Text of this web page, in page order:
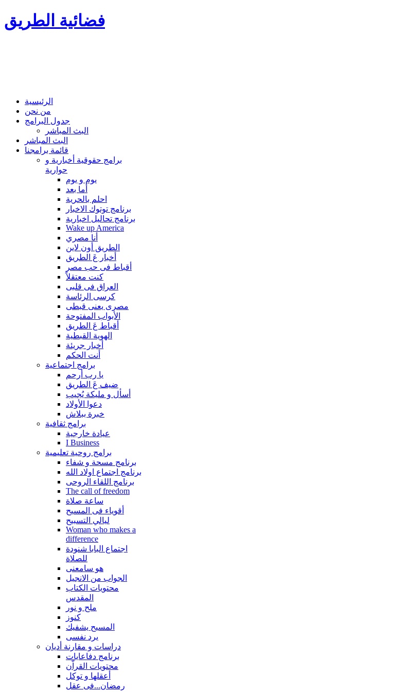
فضائية الطريق
الرئيسية
من نحن
جدول البرامج
البث المباشر
البث المباشر
قائمة برامجنا
برامج حقوقية أخبارية و
حوارية
يوم و يوم
أما بعد
احلم بالحرية
برنامج توتوك الاخبار
برنامج تحاليل اخبارية
Wake up America
أنا مصري
الطريق أون لاين
أخبار عَ الطريق
أقباط فى حب مصر
كنت معتقلاً
العراق فى قلبى
كرسى الرئاسة
مصرى يعنى قبطى
الأبواب المفتوحة
أقباط عَ الطريق
الهوية القبطية
أخبار جريئة
أنت الحكم
برامج اجتماعية
يا رب أرحم
ضيف عَ الطريق
أسأل و مليكة يُجيب
دعوا الأولاد
خبرة ببلاش
برامج ثقافية
عيادة خارجية
I Business
برامج روحية تعليمية
برنامج مسحة و شفاء
برنامج اجتماع اولاد الله
برنامج اللقاء الروحى
The call of freedom
ساعة صلاة
أقوياء فى المسيح
ليالي التسبيح
Woman who makes a
difference
اجتماع البابا شنودة
للصلاة
هو سامعنى
الجواب من الانجيل
محتويات الكتاب
المقدس
ملح و نور
كنوز
المسيح يشفيك
يرد نفسى
دراسات و مقارنة أديان
برنامج دفاعايات
محتويات القراّن
أعقلها و توكل
رمضان...فى عقل